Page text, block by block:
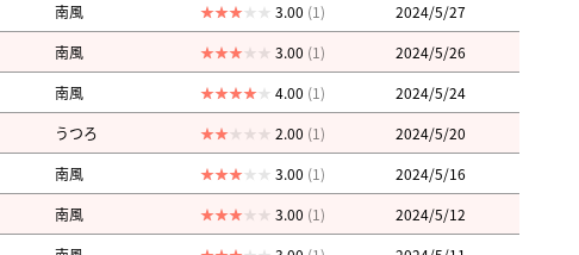
南風 3.00 (1)
2024/5/27
南風 3.00 (1)
2024/5/26
南風 4.00 (1)
2024/5/24
うつろ 2.00 (1)
2024/5/20
南風 3.00 (1)
2024/5/16
南風 3.00 (1)
2024/5/12